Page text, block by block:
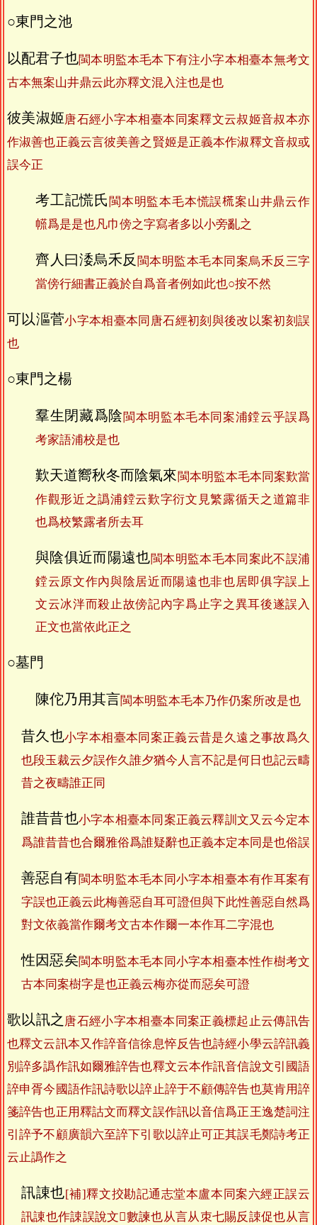
○東門之池
以配君子也閩本明監本毛本下有注小字本相臺本無考文
古本無案山井鼎云此亦釋文混入注也是也
彼美淑姬唐石經小字本相臺本同案釋文云叔姬音叔本亦
作淑善也正義云言彼美善之賢姬是正義本作淑釋文音叔或
誤今正
考工記慌氏 閩本明監本毛本慌誤𣗄案山井鼎云作
㡛爲是是也凡巾傍之字寫者多以小旁亂之
齊人曰涹烏禾反 閩本明監本毛本同案烏禾反三字
當傍行細書正義於自爲音者例如此也○按不然
可以漚菅小字本相臺本同唐石經初刻與後改以案初刻誤
也
○東門之楊
羣生閉藏爲陰閩本明監本毛本同案浦鏜云乎誤爲
考家語浦校是也
歎天道嚮秋冬而陰氣來閩本明監本毛本同案歎當
作觀形近之譌浦鏜云歎字衍文見繁露循天之道篇非
也爲校繁露者所去耳
與陰俱近而陽遠也閩本明監本毛本同案此不誤浦
鏜云原文作內與陰居近而陽遠也非也居即俱字誤上
文云冰泮而殺止故傍記內字爲止字之異耳後遂誤入
正文也當依此正之
○墓門
陳佗乃用其言閩本明監本毛本乃作仍案所改是也
昔久也小字本相臺本同案正義云昔是久遠之事故爲久
也段玉裁云夕誤作久誰夕猶今人言不記是何日也記云疇
昔之夜疇誰正同
誰昔昔也小字本相臺本同案正義云釋訓文又云今定本
爲誰昔昔也合爾雅俗爲誰疑辭也正義本定本同是也俗誤
善惡自有閩本明監本毛本同小字本相臺本有作耳案有
字誤也正義云此梅善惡自耳可證但與下此性善惡自然爲
對文依義當作爾考文古本作爾一本作耳二字混也
性因惡矣閩本明監本毛本同小字本相臺本性作樹考文
古本同案樹字是也正義云梅亦從而惡矣可證
歌以訊之 唐石經小字本相臺本同案正義標起止云傳訊告
也釋文云訊本又作誶音信徐息悴反告也詩經小學云誶訊義
別誶多譌作訊如爾雅誶告也釋文云本作訊音信說文引國語
誶申胥今國語作訊詩歌以誶止誶于不顧傳誶告也莫肯用誶
箋誶告也正用釋詁文而釋文誤作訊以音信爲正王逸楚詞注
引誶予不顧廣韻六至誶下引歌以誶止可正其誤毛鄭詩考正
云止譌作之
訊諌也[補]釋文挍勘記通志堂本盧本同案六經正誤云
訊諌也作誎誤說文𧧒數諫也从言从朿七賜反誎促也从言